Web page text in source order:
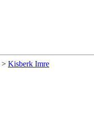
> Kisberk Imre